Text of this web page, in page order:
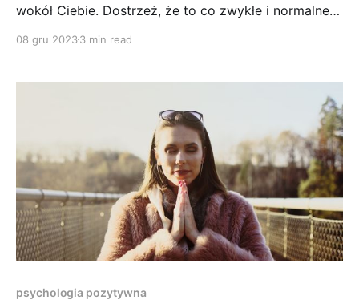
wokół Ciebie. Dostrzeż, że to co zwykłe i normalne
potem ją wyraź.
08 gru 20233 min read
psychologia pozytywna